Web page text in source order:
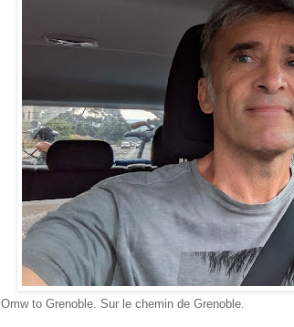
Omw to Grenoble. Sur le chemin de Grenoble.